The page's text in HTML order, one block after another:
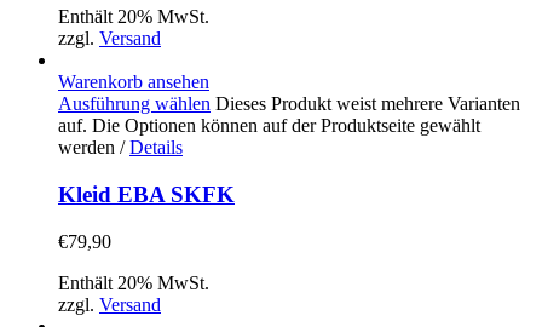
Enthält 20% MwSt.
zzgl. Versand
Warenkorb ansehen
Ausführung wählen Dieses Produkt weist mehrere Varianten
auf. Die Optionen können auf der Produktseite gewählt
werden / Details
Kleid EBA SKFK
€79,90
Enthält 20% MwSt.
zzgl. Versand